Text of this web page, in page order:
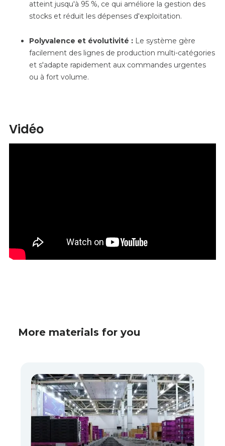
atteint jusqu'à 95 %, ce qui améliore la gestion des
stocks et réduit les dépenses d'exploitation.
Polyvalence et évolutivité : Le système gère
facilement des lignes de production multi-catégories
et s'adapte rapidement aux commandes urgentes
ou à fort volume.
Vidéo
More materials for you